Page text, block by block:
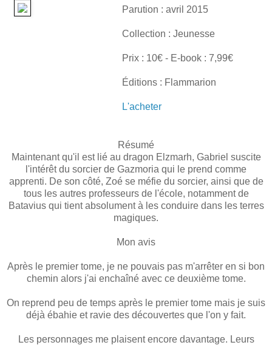
Parution : avril 2015
Collection : Jeunesse
Prix : 10€ - E-book : 7,99€
Éditions : Flammarion
L'acheter
Résumé
Maintenant qu'il est lié au dragon Elzmarh, Gabriel suscite
l'intérêt du sorcier de Gazmoria qui le prend comme
apprenti. De son côté, Zoé se méfie du sorcier, ainsi que de
tous les autres professeurs de l'école, notamment de
Batavius qui tient absolument à les conduire dans les terres
magiques.
Mon avis
Après le premier tome, je ne pouvais pas m'arrêter en si bon
chemin alors j'ai enchaîné avec ce deuxième tome.
On reprend peu de temps après le premier tome mais je suis
déjà ébahie et ravie des découvertes que l'on y fait.
Les personnages me plaisent encore davantage. Leurs